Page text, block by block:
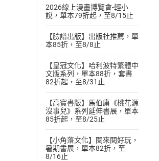
2026線上漫畫博覽會-輕小
說，單本79折起，至8/15止
【臉譜出版】出版社推薦，單
本85折，至8/8止
【皇冠文化】哈利波特繁體中
文版系列，單本88折，套書
82折起，至8/31止
【高寶書版】馬伯庸《桃花源
沒事兒》系列延伸書展，單本
85折起，至8/25止
【小角落文化】閱來閱好玩，
暑期書展，單本82折，至
8/16止